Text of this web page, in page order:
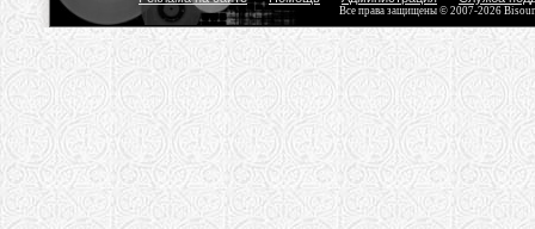
Все права защищены © 2007-2026